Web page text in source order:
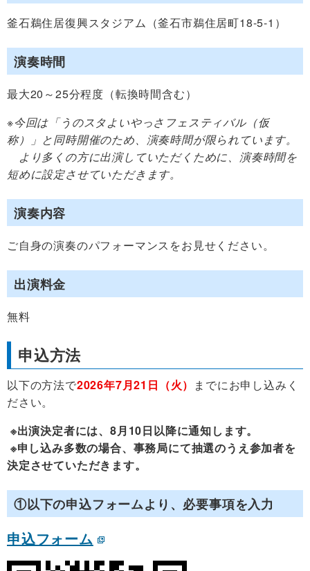
釜石鵜住居復興スタジアム（釜石市鵜住居町18-5-1）
演奏時間
最大20～25分程度（転換時間含む）
※今回は「うのスタよいやっさフェスティバル（仮
称）」と同時開催のため、演奏時間が限られています。
より多くの方に出演していただくために、演奏時間を
短めに設定させていただきます。
演奏内容
ご自身の演奏のパフォーマンスをお見せください。
出演料金
無料
申込方法
以下の方法で2026年7月21日（火） までにお申し込みく
ださい。
※出演決定者には、8月10日以降に通知します。
※申し込み多数の場合、事務局にて抽選のうえ参加者を
決定させていただきます。
①以下の申込フォームより、必要事項を入力
申込フォーム